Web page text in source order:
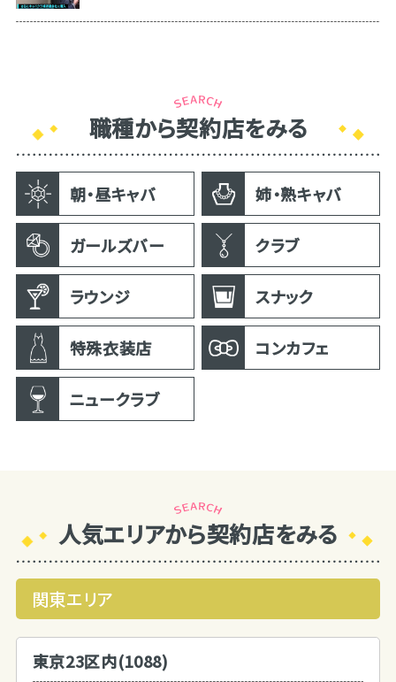
職種から契約店をみる
朝・昼キャバ 姉・熟キャバ
ガールズバー クラブ
ラウンジ スナック
特殊衣装店 コンカフェ
ニュークラブ
人気エリアから契約店をみる
関東エリア
東京23区内(1088)